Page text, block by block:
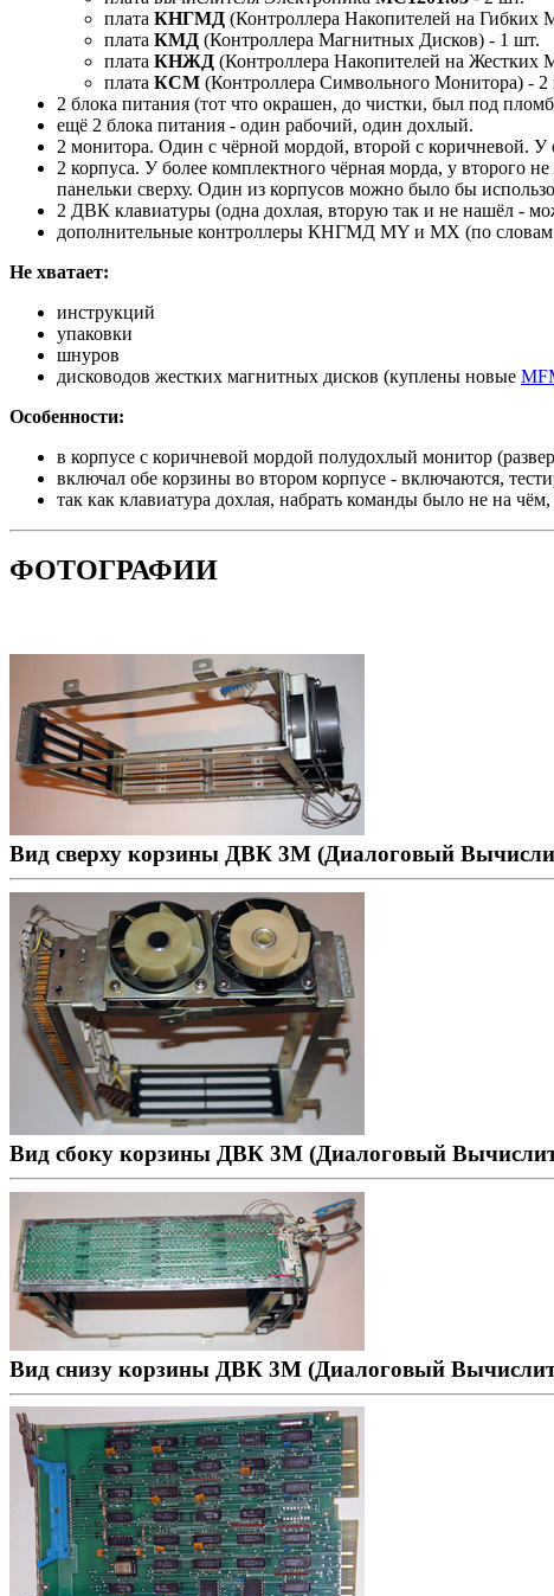
плата КНГМД (Контроллера Накопителей на Гибких
плата КМД (Контроллера Магнитных Дисков) - 1 шт.
плата КНЖД (Контроллера Накопителей на Жестких
плата КСМ (Контроллера Символьного Монитора) - 2
2 блока питания (тот что окрашен, до чистки, был под
ещё 2 блока питания - один рабочий, один дохлый.
2 монитора. Один с чёрной мордой, второй с коричневой. У
2 корпуса. У более комплектного чёрная морда, у второго
панельки сверху. Один из корпусов можно было бы
2 ДВК клавиатуры (одна дохлая, вторую так и не нашёл -
дополнительные контроллеры КНГМД MY и MX (по
Не хватает:
инструкций
упаковки
шнуров
дисководов жестких магнитных дисков (куплены новые
Особенности:
в корпусе с коричневой мордой полудохлый монитор
включал обе корзины во втором корпусе - включаются,
так как клавиатура дохлая, набрать команды было не на
ФОТОГРАФИИ
Вид сверху корзины ДВК 3М (Диалоговый
Вид сбоку корзины ДВК 3М (Диалоговый
Вид снизу корзины ДВК 3М (Диалоговый